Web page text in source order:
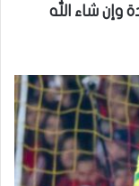
وإن شاء الله